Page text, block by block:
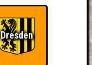
Dresden